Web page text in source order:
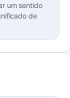
um sentido
de